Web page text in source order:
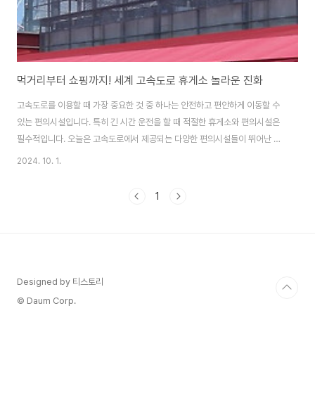
먹거리부터 쇼핑까지! 세계 고속도로 휴게소 놀라운 진화
고속도로를 이용할 때 가장 중요한 것 중 하나는 안전하고 편안하게 이동할 수
있는 편의시설입니다. 특히 긴 시간 운전을 할 때 적절한 휴게소와 편의시설은
필수적입니다. 오늘은 고속도로에서 제공되는 다양한 편의시설들이 뛰어난 나
라들을 살펴보겠습니다. 1. 일본 - 서비스 에리어(サ-ビスエリア)의 천국일본
유명합니다. 일본의 서비스 에리어는 단순히 주유와 식사를 위한 곳이 아니라
2024. 10. 1.
1
Designed by 티스토리
© Daum Corp.